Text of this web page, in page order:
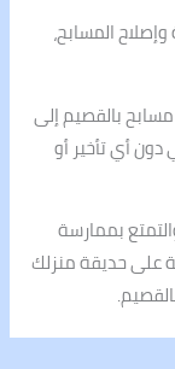
المسابح،
بالقصيم إلى
أي تأخير أو
بممارسة
على حديقة منزلك